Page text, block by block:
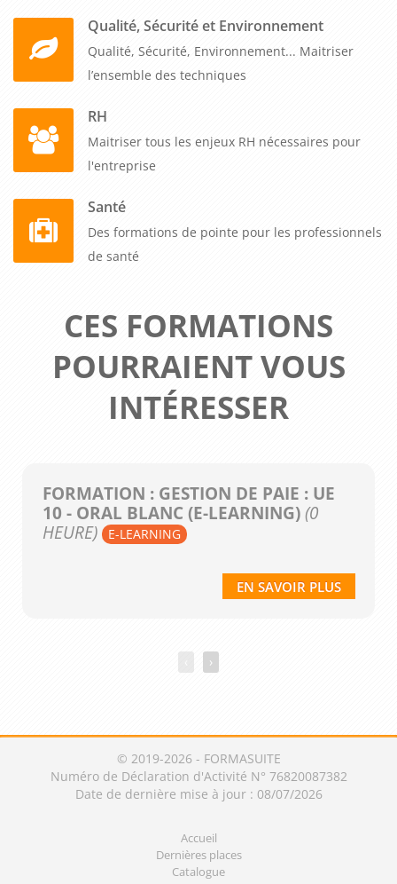
Qualité, Sécurité et Environnement
Qualité, Sécurité, Environnement... Maitriser
l’ensemble des techniques
RH
Maitriser tous les enjeux RH nécessaires pour
l'entreprise
Santé
Des formations de pointe pour les professionnels
de santé
CES FORMATIONS
POURRAIENT VOUS
INTÉRESSER
FORMATION : GESTION DE PAIE : UE
10 - ORAL BLANC (E-LEARNING)(0
HEURE)
E-LEARNING
EN SAVOIR PLUS
›
© 2019-2026 - FORMASUITE
Numéro de Déclaration d'Activité N° 76820087382
Date de dernière mise à jour : 08/07/2026
Accueil
Dernières places
Catalogue